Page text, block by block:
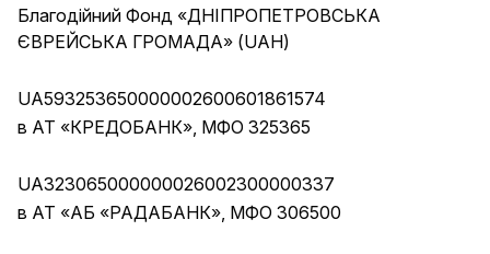
Благодійний Фонд «ДНІПРОПЕТРОВСЬКА
ЄВРЕЙСЬКА ГРОМАДА» (UAH)
UA593253650000002600601861574
в АТ «КРЕДОБАНК», МФО 325365
UA323065000000026002300000337
в АТ «АБ «РАДАБАНК», МФО 306500